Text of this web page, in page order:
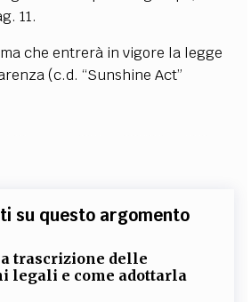
11.
che entrerà in vigore la legge
(c.d. “Sunshine Act”
su questo argomento
trascrizione delle
legali e come adottarla